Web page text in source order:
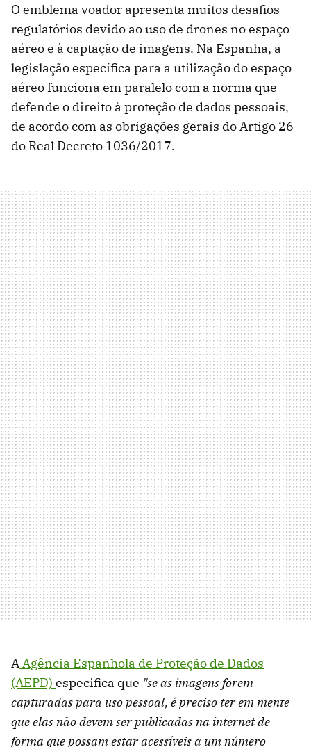
O emblema voador apresenta muitos desafios
regulatórios devido ao uso de drones no espaço
aéreo e à captação de imagens. Na Espanha, a
legislação específica para a utilização do espaço
aéreo funciona em paralelo com a norma que
defende o direito à proteção de dados pessoais,
de acordo com as obrigações gerais do Artigo 26
do Real Decreto 1036/2017.
AAgência Espanhola de Proteção de Dados
(AEPD) especifica que "se as imagens forem
capturadas para uso pessoal, é preciso ter em mente
que elas não devem ser publicadas na internet de
forma que possam estar acessíveis a um número